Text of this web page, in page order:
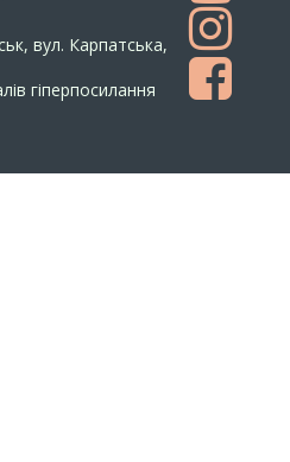
вул. Карпатська,
гіперпосилання